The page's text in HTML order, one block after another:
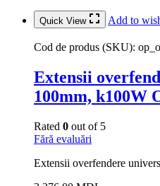
Quick View Add to
Cod de produs (SKU):
Extensii
100mm, k100W
Rated 0 out of 5
Fără evaluări
Extensii overfendere